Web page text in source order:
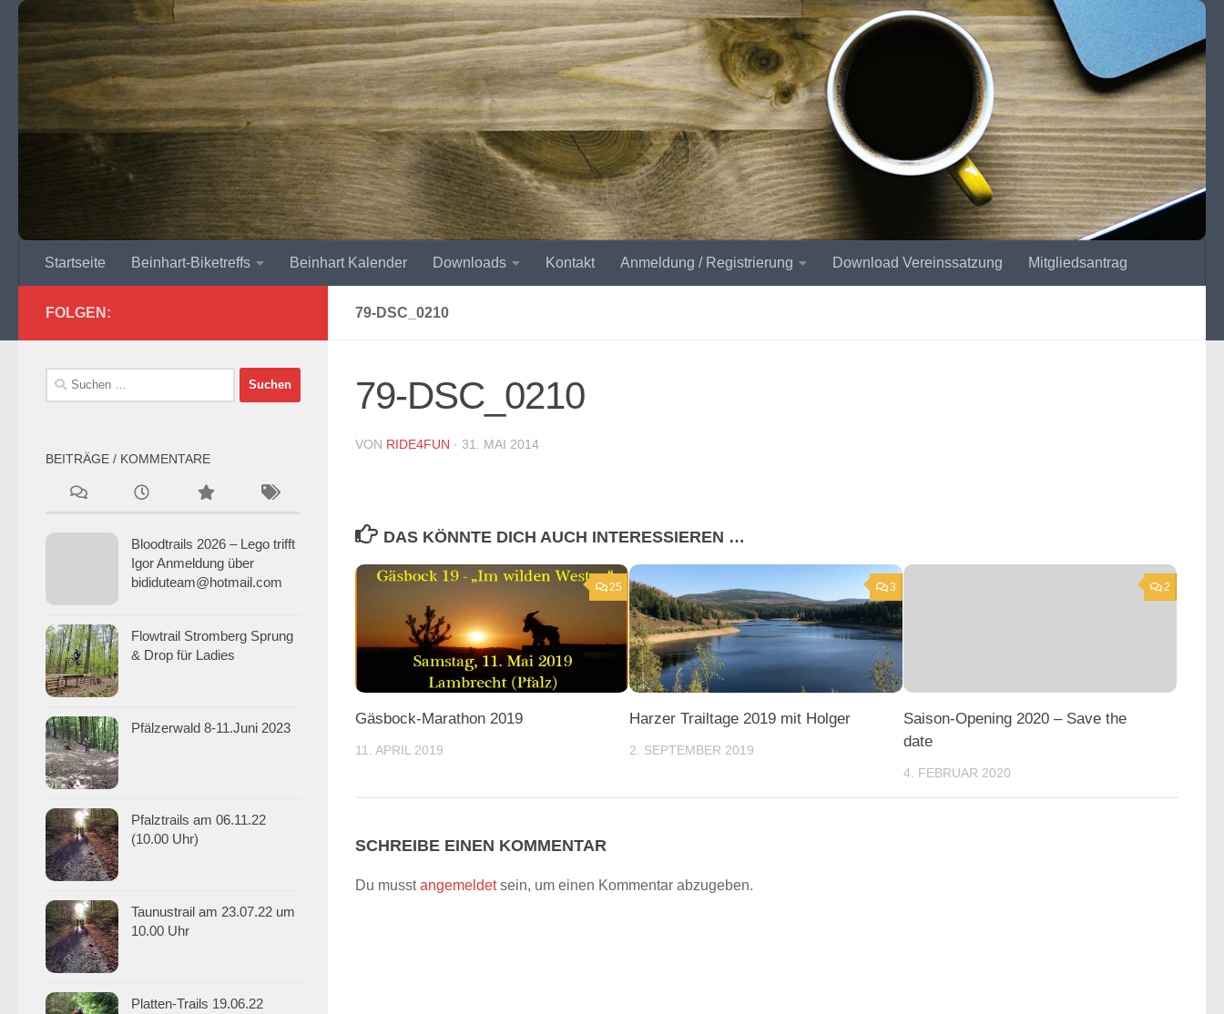
Zum Inhalt springen
Startseite Beinhart-Biketreffs Beinhart Kalender Downloads Kontakt Anmeldung / Registrierung Download Vereinssatzung Mitgliedsantrag
79-DSC_0210
79-DSC_0210
VON RIDE4FUN · 31. MAI 2014
DAS KÖNNTE DICH AUCH INTERESSIEREN …
25
Gäsbock-Marathon 2019
11. APRIL 2019
3
Harzer Trailtage 2019 mit Holger
2. SEPTEMBER 2019
2
Saison-Opening 2020 – Save the
date
4. FEBRUAR 2020
SCHREIBE EINEN KOMMENTAR
Du musstangemeldetsein, um einen Kommentar abzugeben.
FOLGEN:
Suchen
nach:
BEITRÄGE / KOMMENTARE
Bloodtrails 2026 – Lego trifft
Igor Anmeldung über
bididuteam@hotmail.com
Flowtrail Stromberg Sprung
& Drop für Ladies
Pfälzerwald 8-11.Juni 2023
Pfalztrails am 06.11.22
(10.00 Uhr)
Taunustrail am 23.07.22 um
10.00 Uhr
Platten-Trails 19.06.22